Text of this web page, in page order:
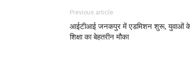
Previous article
आईटीआई जनकपुर में एडमिशन शुरू, युवाओं के
शिक्षा का बेहतरीन मौका